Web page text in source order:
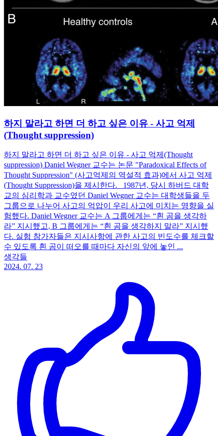
하지 말라고 하면 더 하고 싶은 이유 - 사고 억제
(Thought suppression)
하지 말라고 하면 더 하고 싶은 이유 - 사고 억제(Thought
suppression) Daniel Wegner 교수는 논문 "Paradoxical Effects of
Thought Suppression" (사고억제의 역설적 효과)에서 사고 억제
(Thought Suppression)을 제시한다. 1987년, 당시 하버드 대학
교의 심리학과 교수였던 Daniel Wegner 교수는 대학생들을 두
그룹으로 나누어 사고의 억압이 우리 사고에 미치는 영향을 실
험했다. Daniel Wegner 교수는 A 그룹에게는 “흰 곰을 생각하
라” 지시했고, B 그룹에게는 “흰 곰을 생각하지 말라” 지시했
다. 실험 참가자들은 지시사항에 관한 사고의 빈도수를 체크할
수 있도록 흰 곰이 떠오를 때마다 자신의 앞에 놓인 ...
생각들
2024. 07. 23